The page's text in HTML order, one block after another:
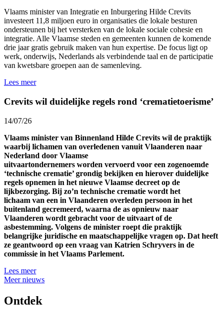
Vlaams minister van Integratie en Inburgering Hilde Crevits
investeert 11,8 miljoen euro in organisaties die lokale besturen
ondersteunen bij het versterken van de lokale sociale cohesie en
integratie. Alle Vlaamse steden en gemeenten kunnen de komende
drie jaar gratis gebruik maken van hun expertise. De focus ligt op
werk, onderwijs, Nederlands als verbindende taal en de participatie
van kwetsbare groepen aan de samenleving.
Lees meer
Crevits wil duidelijke regels rond ‘crematietoerisme’
14/07/26
Vlaams minister van Binnenland Hilde Crevits wil de praktijk
waarbij lichamen van overledenen vanuit Vlaanderen naar
Nederland door Vlaamse
uitvaartondernemers worden vervoerd voor een zogenoemde
‘technische crematie’ grondig bekijken en hierover duidelijke
regels opnemen in het nieuwe Vlaamse decreet op de
lijkbezorging. Bij zo’n technische crematie wordt het
lichaam van een in Vlaanderen overleden persoon in het
buitenland gecremeerd, waarna de as opnieuw naar
Vlaanderen wordt gebracht voor de uitvaart of de
asbestemming. Volgens de minister roept die praktijk
belangrijke juridische en maatschappelijke vragen op. Dat heeft
ze geantwoord op een vraag van Katrien Schryvers in de
commissie in het Vlaams Parlement.
Lees meer
Meer nieuws
Ontdek